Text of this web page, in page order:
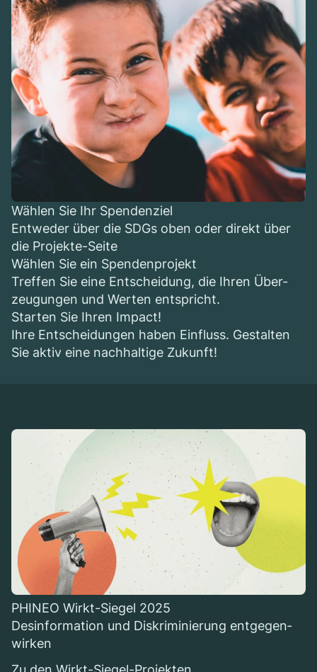
Wäh­len Sie Ihr Spen­den­ziel
Ent­we­der über die SDGs oben oder direkt über
die Pro­jekte-Seite
Wäh­len Sie ein Spen­den­pro­jekt
Tref­fen Sie eine Ent­schei­dung, die Ihren Über­
zeu­gun­gen und Wer­ten ent­spricht.
Star­ten Sie Ihren Impact!
Ihre Ent­schei­dun­gen haben Ein­fluss. Gestal­ten
Sie aktiv eine nach­hal­tige Zukunft!
PHINEO Wirkt-Sie­gel 2025
Des­in­for­ma­tion und Dis­kri­mi­nie­rung ent­ge­gen­
wir­ken